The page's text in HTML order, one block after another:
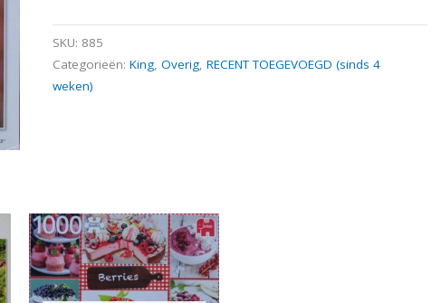
SKU: 885
Categorieën: King, Overig, RECENT TOEGEVOEGD (sinds 4
weken)